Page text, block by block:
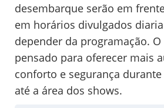
desembarque serão em
em horários divulgados
depender da programação.
pensado para oferecer mais
conforto e segurança
até a área dos shows.